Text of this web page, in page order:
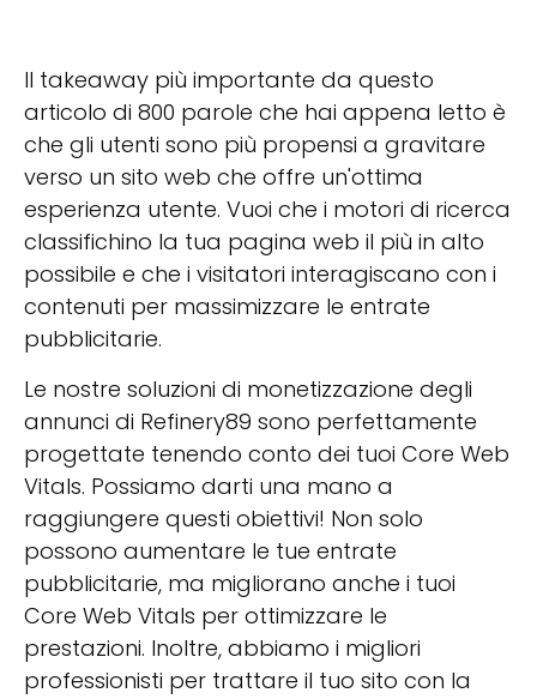
Il takeaway più importante da questo
articolo di 800 parole che hai appena letto è
che gli utenti sono più propensi a gravitare
verso un sito web che offre un'ottima
esperienza utente. Vuoi che i motori di ricerca
classifichino la tua pagina web il più in alto
possibile e che i visitatori interagiscano con i
contenuti per massimizzare le entrate
pubblicitarie.
Le nostre soluzioni di monetizzazione degli
annunci di Refinery89 sono perfettamente
progettate tenendo conto dei tuoi Core Web
Vitals. Possiamo darti una mano a
raggiungere questi obiettivi! Non solo
possono aumentare le tue entrate
pubblicitarie, ma migliorano anche i tuoi
Core Web Vitals per ottimizzare le
prestazioni. Inoltre, abbiamo i migliori
professionisti per trattare il tuo sito con la